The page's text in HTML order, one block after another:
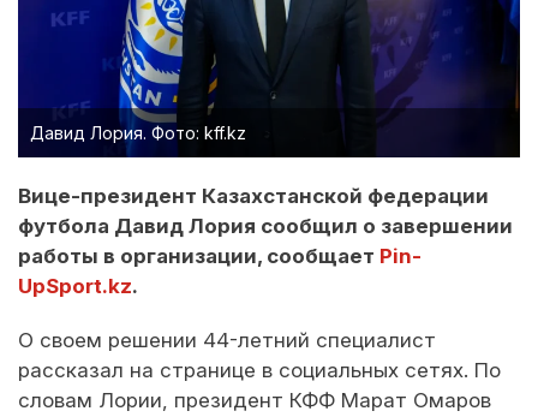
Давид Лория. Фото: kff.kz
Вице-президент Казахстанской федерации
футбола Давид Лория сообщил о завершении
работы в организации, сообщает Pin-
UpSport.kz.
О своем решении 44-летний специалист
рассказал на странице в социальных сетях. По
словам Лории, президент КФФ Марат Омаров